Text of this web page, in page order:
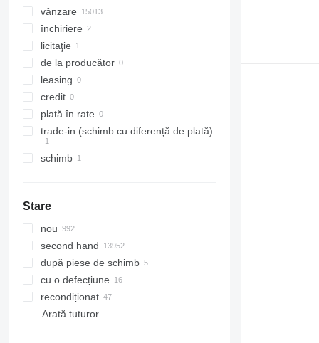
vânzare
închiriere
licitaţie
de la producător
leasing
credit
plată în rate
trade-in (schimb cu diferență de plată)
schimb
Stare
nou
second hand
după piese de schimb
cu o defecțiune
recondiționat
Arată tuturor